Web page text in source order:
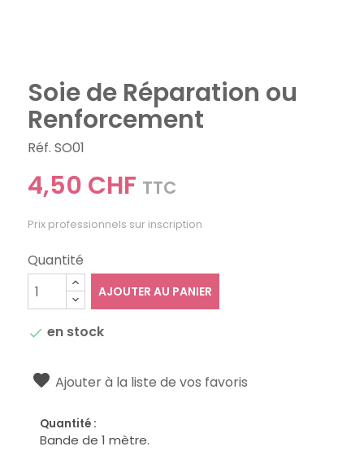
Soie de Réparation ou
Renforcement
Réf. SO01
4,50 CHF TTC
Prix professionnels sur inscription
Quantité
AJOUTER AU PANIER
 en stock
Ajouter à la liste de vos favoris
Quantité :
Bande de 1 mètre.